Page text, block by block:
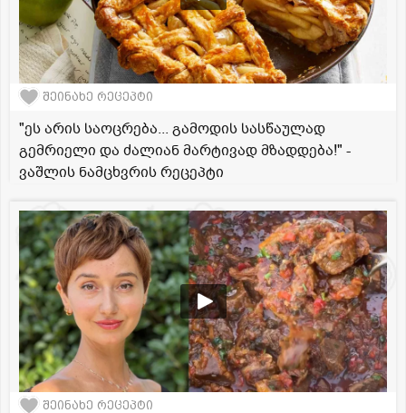
შეინახე რეცეპტი
"ეს არის საოცრება... გამოდის სასწაულად
გემრიელი და ძალიან მარტივად მზადდება!" -
ვაშლის ნამცხვრის რეცეპტი
შეინახე რეცეპტი